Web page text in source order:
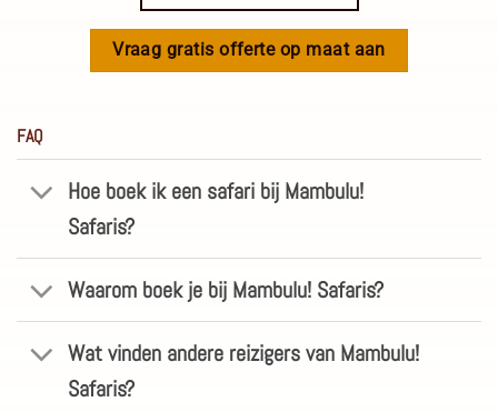
Vraag gratis offerte op maat aan
FAQ
Hoe boek ik een safari bij Mambulu!
Safaris?
Waarom boek je bij Mambulu! Safaris?
Wat vinden andere reizigers van Mambulu!
Safaris?